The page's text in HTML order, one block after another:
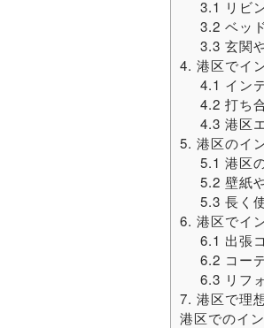
3.1 リビ
3.2 ベッ
3.3 玄関
4. 港区でイ
4.1 イン
4.2 打ち
4.3 港区
5. 港区のイ
5.1 港区
5.2 壁紙
5.3 長く
6. 港区でイ
6.1 出張
6.2 コー
6.3 リフ
7. 港区で理
港区でのイ